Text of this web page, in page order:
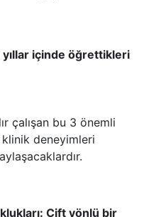
yıllar içinde öğrettikleri
çalışan bu 3 önemli
deneyimleri
Çift yönlü bir